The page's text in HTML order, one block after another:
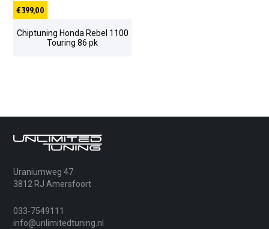
€ 399,00
Chiptuning Honda Rebel 1100
Touring 86 pk
Uraniumweg 47
3812 RJ Amersfoort
033-7549111
info@unlimitedtuning.nl